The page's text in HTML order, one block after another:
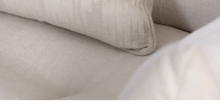
MÉDITERRANÉEN
ENTRER